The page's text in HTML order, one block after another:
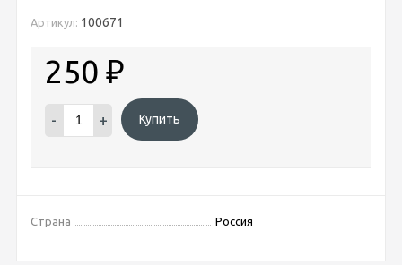
Артикул: 100671
250 ₽
- + Купить
Страна Россия